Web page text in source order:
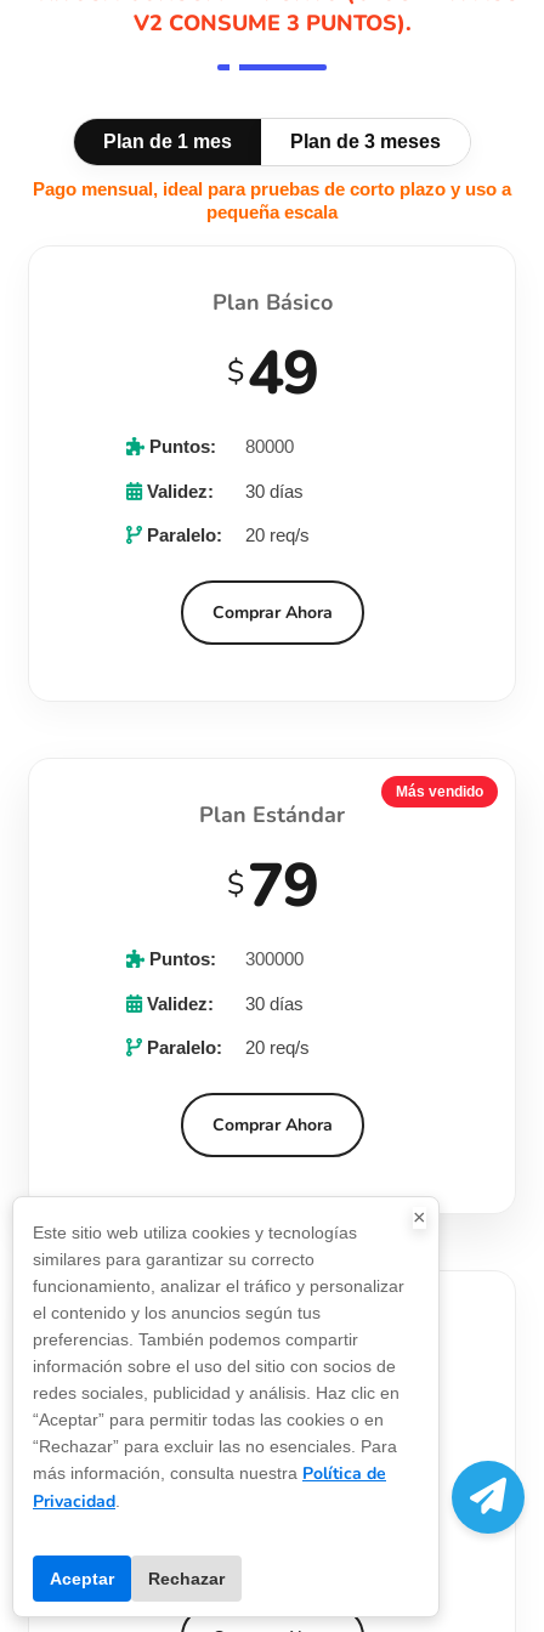
V2 CONSUME 3 PUNTOS).
Plan de 1 mes Plan de 3 meses
Pago mensual, ideal para pruebas de corto plazo y uso a
pequeña escala
Plan Básico
$49
Puntos: 80000
Validez: 30 días
Paralelo: 20 req/s
Comprar Ahora
Más vendido
Plan Estándar
$79
Puntos: 300000
Validez: 30 días
Paralelo: 20 req/s
Comprar Ahora
Plan Avanzado
$129
Puntos: 1000000
Paralelo:
×
Este sitio web utiliza cookies y tecnologías
similares para garantizar su correcto
funcionamiento, analizar el tráfico y personalizar
el contenido y los anuncios según tus
preferencias. También podemos compartir
información sobre el uso del sitio con socios de
redes sociales, publicidad y análisis. Haz clic en
“Aceptar” para permitir todas las cookies o en
“Rechazar” para excluir las no esenciales. Para
más información, consulta nuestra Política de
Privacidad
Aceptar Rechazar